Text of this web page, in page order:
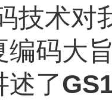
术对我
编码大
述了